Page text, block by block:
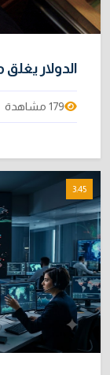
الدولار
179 مشاهدة
3:45